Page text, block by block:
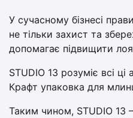
У сучасному бізнесі
не тільки захист та
допомагає підвищити
STUDIO 13 розуміє всі
Крафт упаковка для
Таким чином, STUDIO 13